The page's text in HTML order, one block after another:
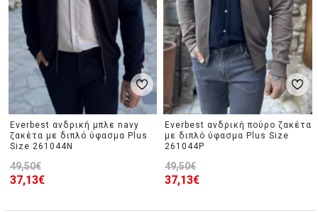
Everbest ανδρική μπλε navy
ζακέτα με διπλό ύφασμα Plus
Size 261044N
37,13€
49,50€
Everbest ανδρική πούρο ζακέτα
με διπλό ύφασμα Plus Size
261044P
37,13€
49,50€